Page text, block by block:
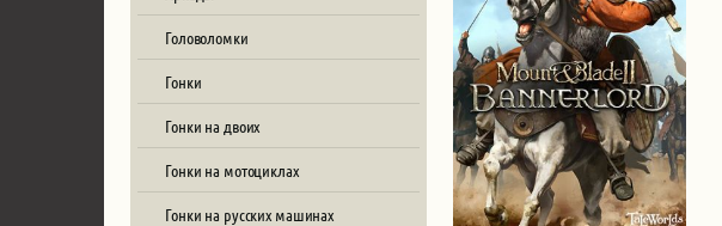
Головоломки
Гонки
Гонки на двоих
Гонки на мотоциклах
Гонки на русских машинах